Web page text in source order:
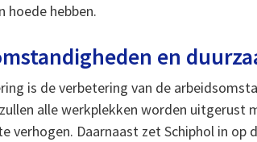
hoede hebben.
en
is de verbetering van de
alle werkplekken worden uitgerust
verhogen. Daarnaast zet Schiphol in op